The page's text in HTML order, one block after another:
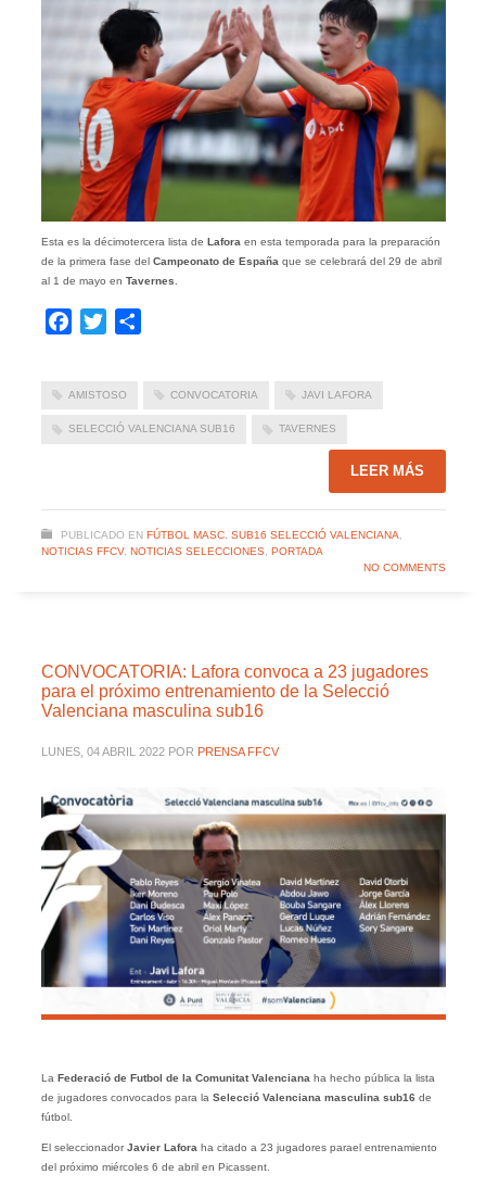
Esta es la décimotercera lista de Lafora en esta temporada para la preparación
de la primera fase del Campeonato de España que se celebrará del 29 de abril
al 1 de mayo en Tavernes
Facebook
Twitter
AMISTOSO CONVOCATORIA JAVI LAFORA
SELECCIÓ VALENCIANA SUB16 TAVERNES
LEER MÁS
PUBLICADO EN FÚTBOL MASC. SUB16 SELECCIÓ VALENCIANA
NOTICIAS FFCV, NOTICIAS SELECCIONES, PORTADA
NO COMMENTS
CONVOCATORIA: Lafora convoca a 23 jugadores
para el próximo entrenamiento de la Selecció
Valenciana masculina sub16
LUNES, 04 ABRIL 2022 POR PRENSA FFCV
La Federació de Futbol de la Comunitat Valenciana ha hecho pública la lista
de jugadores convocados para la Selecció Valenciana masculina sub16 de
fútbol.
El seleccionadorJavier Lafora ha citado a 23 jugadores parael entrenamiento
del próximo miércoles 6 de abril en Picassent.